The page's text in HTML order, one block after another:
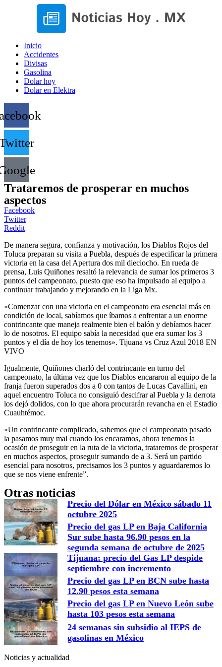
Inicio
Accidentes
Divisas
Gasolina
Dolar hoy
Dolar en Elektra
Trataremos de prosperar en muchos
aspectos
Facebook
Twitter
Reddit
De manera segura, confianza y motivación, los Diablos Rojos del
Toluca preparan su visita a Puebla, después de especificar la primera
victoria en la casa del Apertura dos mil dieciocho. En rueda de
prensa, Luis Quiñones resaltó la relevancia de sumar los primeros 3
puntos del campeonato, puesto que eso ha impulsado al equipo a
continuar trabajando y mejorando en la Liga Mx.
«Comenzar con una victoria en el campeonato era esencial más en
condición de local, sabíamos que íbamos a enfrentar a un enorme
contrincante que maneja realmente bien el balón y debíamos hacer
lo de nosotros. El equipo sabía la necesidad que era sumar los 3
puntos y el día de hoy los tenemos». Tijuana vs Cruz Azul 2018 EN
VIVO
Igualmente, Quiñones charló del contrincante en turno del
campeonato, la última vez que los Diablos encararon al equipo de la
franja fueron superados dos a 0 con tantos de Lucas Cavallini, en
aquel encuentro Toluca no consiguió descifrar al Puebla y la derrota
los dejó dolidos, con lo que ahora procurarán revancha en el Estadio
Cuauhtémoc.
«Un contrincante complicado, sabemos que el campeonato pasado
la pasamos muy mal cuando los encaramos, ahora tenemos la
ocasión de proseguir en la ruta de la victoria, trataremos de prosperar
en muchos aspectos, proseguir sumando de a 3. Será un partido
esencial para nosotros, precisamos los 3 puntos y aguardaremos lo
que se nos viene enfrente”.
Otras noticias
Precio del Dólar en México sábado 11
octubre 2025
Precio del gas LP en Baja California
Sur sube hasta 96.90 pesos en la
segunda semana de octubre de 2025
Tijuana: precio del Gas LP despide
septiembre con incremento
Precio del gas LP en BCN sube hasta
12.90 pesos esta semana
Precio del gas LP en Nuevo León sube
hasta 103 pesos esta semana
24 semanas sin subsidio al IEPS de
gasolinas en México
Noticias y actualidad